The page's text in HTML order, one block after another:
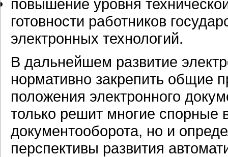
повышение уровня
готовности работников
электронных технологий.
В дальнейшем развитие
нормативно закрепить общие
положения электронного
только решит многие спорные
документооборота, но и
перспективы развития